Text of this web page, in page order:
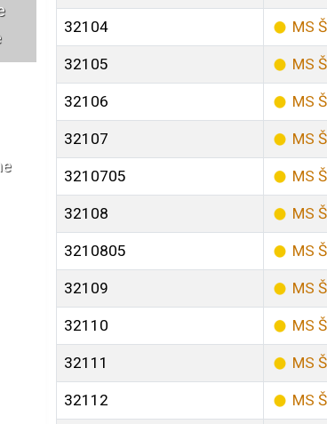
32104 MS
32105 MS
32106 MS
32107 MS
3210705 MS
32108 MS
3210805 MS
32109 MS
32110 MS
32111 MS
32112 MS